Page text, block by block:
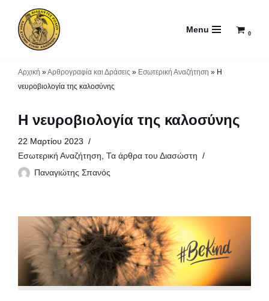
Μεταπηδήστε
Menu 0
Αρχική »Αρθρογραφία και Δράσεις » Εσωτερική Αναζήτηση » Η
νευροβιολογία της καλοσύνης
Η νευροβιολογία της καλοσύνης
22 Μαρτίου 2023
Εσωτερική Αναζήτηση, Τα άρθρα του Διασώστη
Παναγιώτης Σπανός